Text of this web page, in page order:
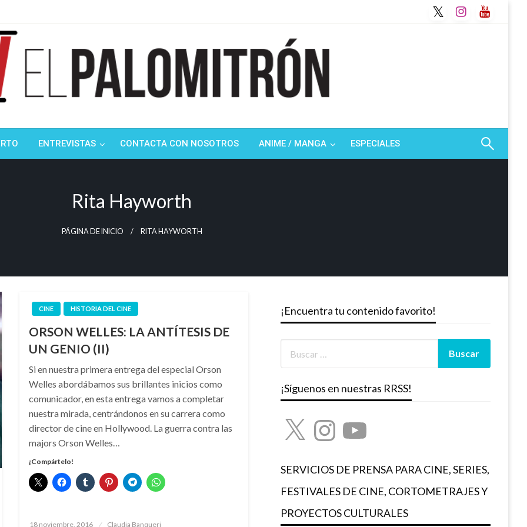
ENTREVISTAS CONTACTA CON NOSOTROS ANIME / MANGA ESPECIALES
Rita Hayworth
PÁGINA DE INICIO RITA HAYWORTH
CINE HISTORIA DEL CINE
ORSON WELLES: LA ANTÍTESIS DE
UN GENIO (II)
Si en nuestra primera entrega del especial Orson
Welles abordábamos sus brillantes inicios como
comunicador, en esta entrega vamos a completar
nuestra mirada, centrándonos en su carrera como
director de cine en Hollywood. La guerra contra las
majors Orson Welles…
¡Compártelo!
Publicado
18 noviembre, 2016 Claudia Banqueri
¡Encuentra tu contenido favorito!
¡Síguenos en nuestras RRSS!
X InstagramYouTube
SERVICIOS DE PRENSA PARA CINE, SERIES,
FESTIVALES DE CINE, CORTOMETRAJES Y
PROYECTOS CULTURALES